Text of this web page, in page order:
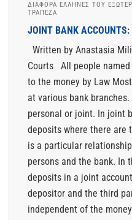
ΔΙΆΦΟΡΑ ΈΛΛΗΝΕΣ ΤΟΥ
ΤΡΑΠΕΖΑ
JOINT BANK ACCOUNTS:
Written by Anastasia
Courts All people
to the money by Law
at various bank
personal or joint. In joint
deposits where there are
is a particular
persons and the bank. In
deposits in a joint
depositor and the third
independent of the